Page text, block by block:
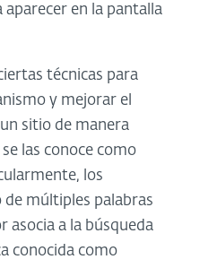
aparecer en la pantalla
técnicas para
y mejorar el
sitio de manera
las conoce como
los
de múltiples palabras
asocia a la búsqueda
conocida como